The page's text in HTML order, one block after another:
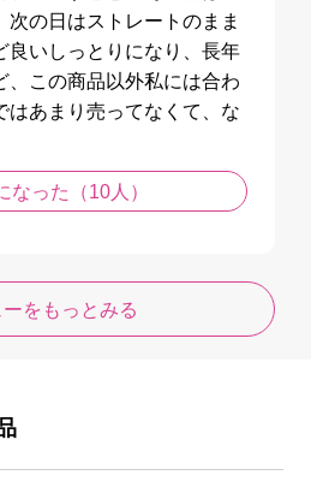
次の日はストレートのまま
良いしっとりになり、長年
、この商品以外私には合わ
はあまり売ってなくて、な
なった（10人）
ーをもっとみる